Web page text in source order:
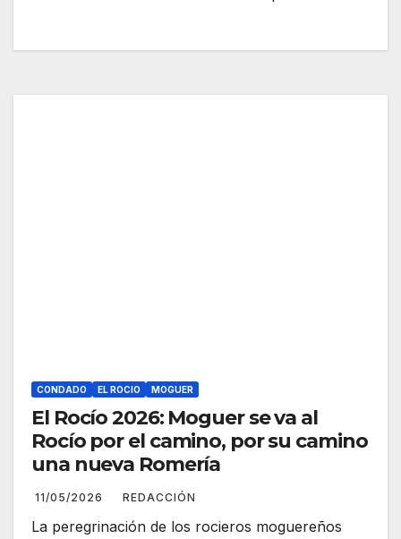
CONDADO EL ROCIO MOGUER
El Rocío 2026: Moguer se va al
Rocío por el camino, por su camino
una nueva Romería
11/05/2026 REDACCIÓN
La peregrinación de los rocieros moguereños